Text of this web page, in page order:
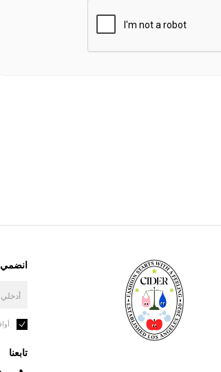
انضمي
تابعنا